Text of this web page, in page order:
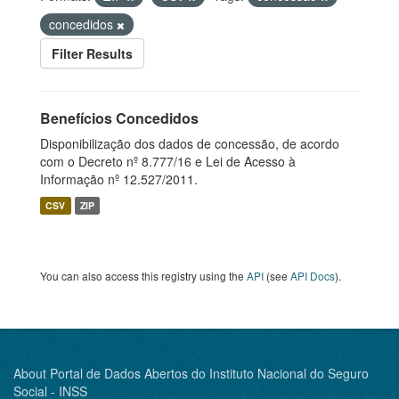
concedidos
Filter Results
Benefícios Concedidos
Disponibilização dos dados de concessão, de acordo
com o Decreto nº 8.777/16 e Lei de Acesso à
Informação nº 12.527/2011.
CSV ZIP
You can also access this registry using the API (see API Docs).
About Portal de Dados Abertos do Instituto Nacional do Seguro
Social - INSS